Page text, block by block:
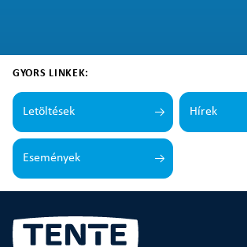
GYORS LINKEK:
Letöltések Hírek
Események